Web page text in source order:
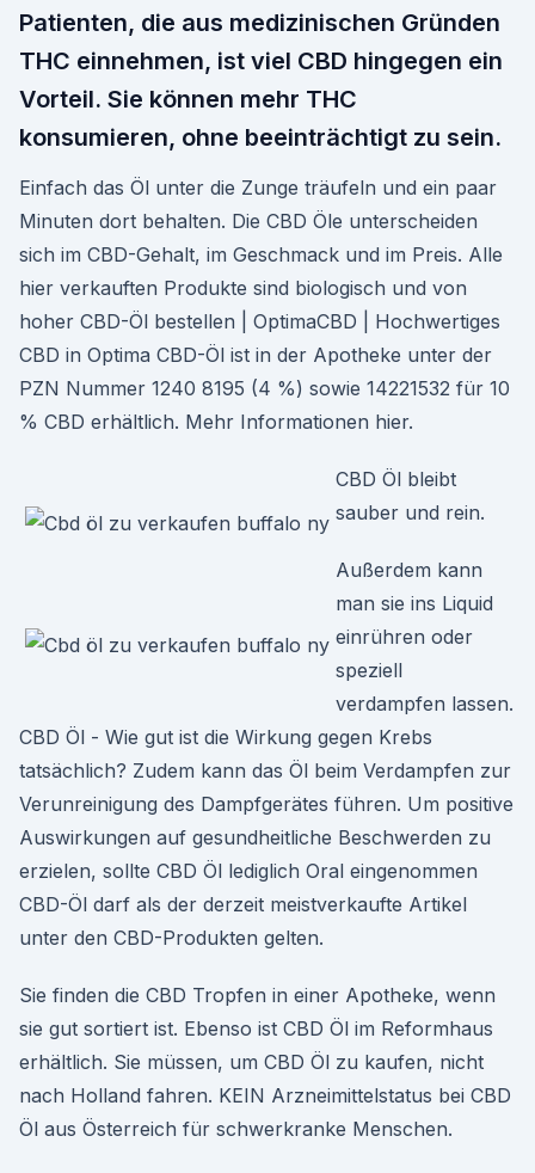
Patienten, die aus medizinischen Gründen
THC einnehmen, ist viel CBD hingegen ein
Vorteil. Sie können mehr THC
konsumieren, ohne beeinträchtigt zu sein.
Einfach das Öl unter die Zunge träufeln und ein paar
Minuten dort behalten. Die CBD Öle unterscheiden
sich im CBD-Gehalt, im Geschmack und im Preis. Alle
hier verkauften Produkte sind biologisch und von
hoher CBD-Öl bestellen | OptimaCBD | Hochwertiges
CBD in Optima CBD-Öl ist in der Apotheke unter der
PZN Nummer 1240 8195 (4 %) sowie 14221532 für 10
% CBD erhältlich. Mehr Informationen hier.
CBD Öl bleibt
sauber und rein.
Außerdem kann
man sie ins Liquid
einrühren oder
speziell
verdampfen lassen.
CBD Öl - Wie gut ist die Wirkung gegen Krebs
tatsächlich? Zudem kann das Öl beim Verdampfen zur
Verunreinigung des Dampfgerätes führen. Um positive
Auswirkungen auf gesundheitliche Beschwerden zu
erzielen, sollte CBD Öl lediglich Oral eingenommen
CBD-Öl darf als der derzeit meistverkaufte Artikel
unter den CBD-Produkten gelten.
Sie finden die CBD Tropfen in einer Apotheke, wenn
sie gut sortiert ist. Ebenso ist CBD Öl im Reformhaus
erhältlich. Sie müssen, um CBD Öl zu kaufen, nicht
nach Holland fahren. KEIN Arzneimittelstatus bei CBD
Öl aus Österreich für schwerkranke Menschen.